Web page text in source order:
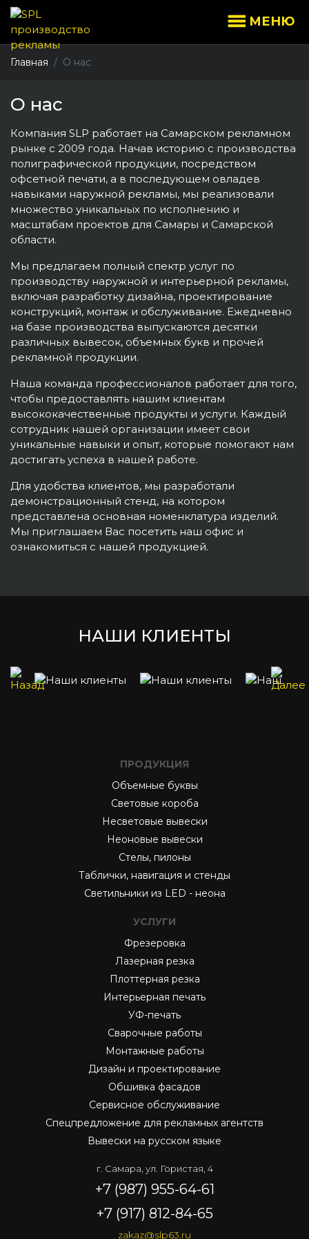
МЕНЮ
Главная О нас
О нас
Компания SLP работает на Самарском рекламном
рынке с 2009 года. Начав историю с производства
полиграфической продукции, посредством
офсетной печати, а в последующем овладев
навыками наружной рекламы, мы реализовали
множество уникальных по исполнению и
масштабам проектов для Самары и Самарской
области.
Мы предлагаем полный спектр услуг по
производству наружной и интерьерной рекламы,
включая разработку дизайна, проектирование
конструкций, монтаж и обслуживание. Ежедневно
на базе производства выпускаются десятки
различных вывесок, объемных букв и прочей
рекламной продукции.
Наша команда профессионалов работает для того,
чтобы предоставлять нашим клиентам
высококачественные продукты и услуги. Каждый
сотрудник нашей организации имеет свои
уникальные навыки и опыт, которые помогают нам
достигать успеха в нашей работе.
Для удобства клиентов, мы разработали
демонстрационный стенд, на котором
представлена основная номенклатура изделий.
Мы приглашаем Вас посетить наш офис и
ознакомиться с нашей продукцией.
НАШИ КЛИЕНТЫ
ПРОДУКЦИЯ
Объемные буквы
Световые короба
Несветовые вывески
Неоновые вывески
Стелы, пилоны
Таблички, навигация и стенды
Светильники из LED - неона
УСЛУГИ
Фрезеровка
Лазерная резка
Плоттерная резка
Интерьерная печать
УФ-печать
Сварочные работы
Монтажные работы
Дизайн и проектирование
Обшивка фасадов
Сервисное обслуживание
Спецпредложение для рекламных агентств
Вывески на русском языке
г. Самара, ул. Гористая, 4
+7 (987) 955-64-61
+7 (917) 812-84-65
zakaz@slp63.ru